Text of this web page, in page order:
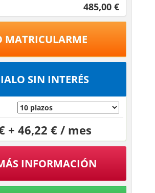
485,00 €
MATRICULARME
SIN INTERÉS
+ 46,22 € / mes
INFORMACIÓN